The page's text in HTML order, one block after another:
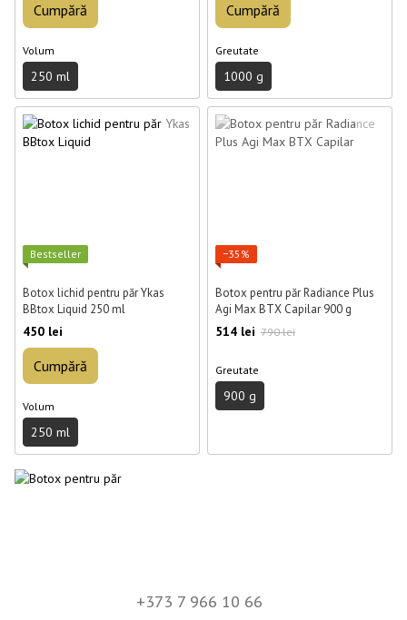
Cumpără
Volum
250 ml
Cumpără
Greutate
1000 g
Best­seller
Botox lichid pentru păr Ykas
BBtox Liquid 250 ml
450 lei
Cumpără
Volum
250 ml
−35%
Botox pentru păr Radiance Plus
Agi Max BTX Capilar 900 g
514 lei 790 lei
Greutate
900 g
+373 7 966 10 66